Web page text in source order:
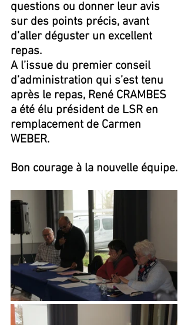
questions ou donner leur avis
sur des points précis, avant
d’aller déguster un excellent
repas.
A l’issue du premier conseil
d’administration qui s’est tenu
après le repas, René CRAMBES
a été élu président de LSR en
remplacement de Carmen
WEBER.
Bon courage à la nouvelle équipe.